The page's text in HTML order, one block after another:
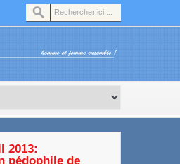
2013:
pédophile de